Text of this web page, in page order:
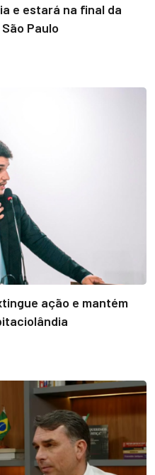
e estará na final da
Paulo
ação e mantém